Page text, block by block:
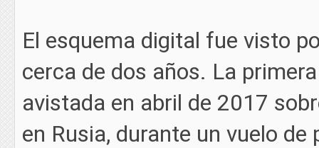
El esquema digital fue visto
cerca de dos años. La
avistada en abril de 2017
en Rusia, durante un vuelo